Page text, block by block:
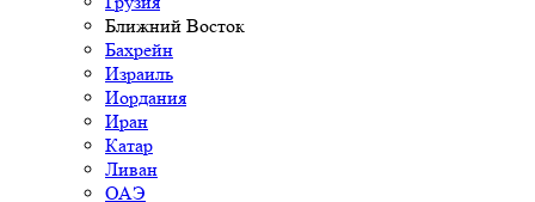
Ближний Восток
Бахрейн
Израиль
Иордания
Иран
Катар
Ливан
ОАЭ